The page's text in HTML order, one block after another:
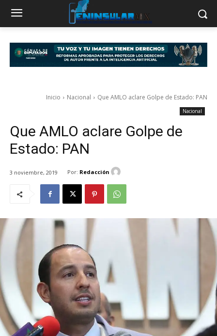
Inicio Nacional Que AMLO aclare Golpe de Estado: PAN
Nacional
Que AMLO aclare Golpe de
Estado: PAN
3 noviembre, 2019 Por: Redacción